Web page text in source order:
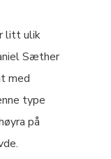
litt ulik
Sæther
med
type
på